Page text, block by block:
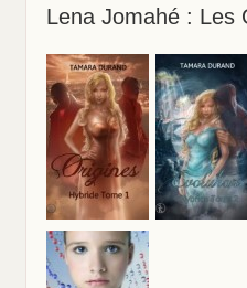
Lena Jomahé : Les